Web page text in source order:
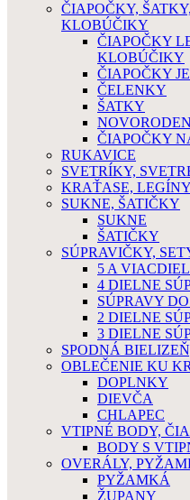
ČIAPOČKY,
KLOBÚČIKY
ČIAPOČKY
KLOBÚČIKY
ČIAPOČKY
ČELENKY
ŠATKY
ČIAPOČKY
RUKAVICE
SVETRÍKY,
KRAŤASE, LEGÍNY
SUKNE, ŠATIČKY
SUKNE
ŠATIČKY
SÚPRAVIČKY,
5 A
4 DIELNE
SÚPRAVY
2 DIELNE
3 DIELNE
SPODNÁ
OBLEČENIE KU
DOPLNKY
DIEVČA
CHLAPEC
VTIPNÉ BODY,
BODY S
OVERÁLY,
PYŽAMKÁ
ŽUPANY